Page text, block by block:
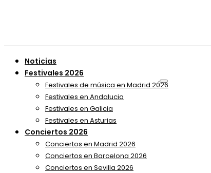
Noticias
Festivales 2026
Festivales de música en Madrid 2026
Festivales en Andalucia
Festivales en Galicia
Festivales en Asturias
Conciertos 2026
Conciertos en Madrid 2026
Conciertos en Barcelona 2026
Conciertos en Sevilla 2026